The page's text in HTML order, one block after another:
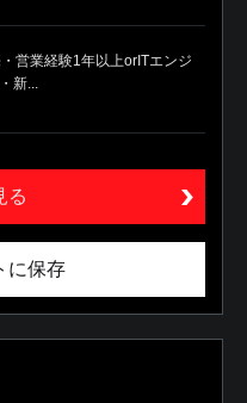
営業経験1年以上orITエンジ
新...
る
に保存